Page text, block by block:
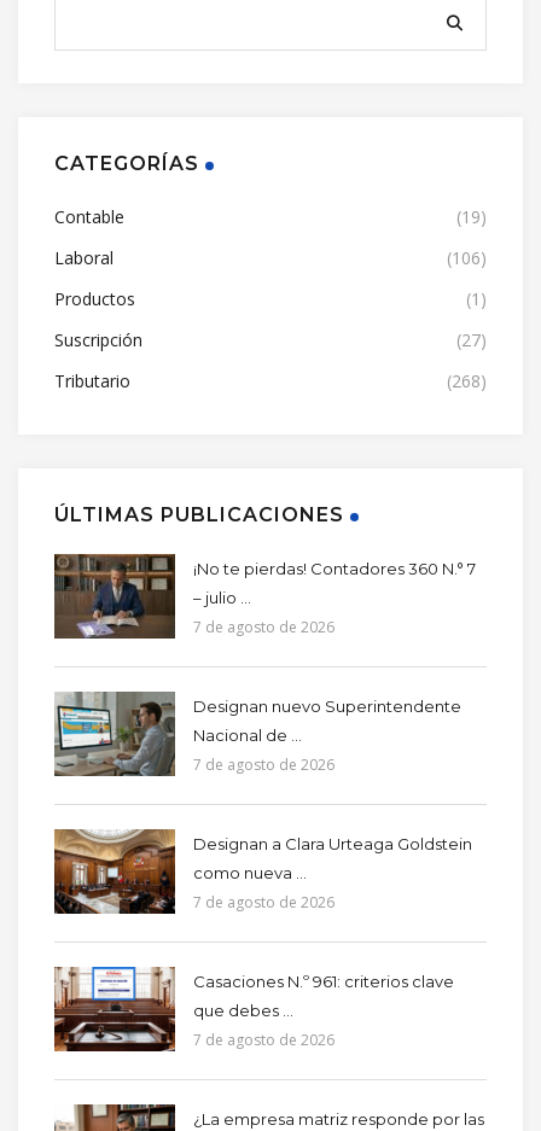
CATEGORÍAS
Contable
(19)
Laboral
(106)
Productos
(1)
Suscripción
(27)
Tributario
(268)
ÚLTIMAS PUBLICACIONES
¡No te pierdas! Contadores 360 N.° 7
– julio ...
7 de agosto de 2026
Designan nuevo Superintendente
Nacional de ...
7 de agosto de 2026
Designan a Clara Urteaga Goldstein
como nueva ...
7 de agosto de 2026
Casaciones N.º 961: criterios clave
que debes ...
7 de agosto de 2026
¿La empresa matriz responde por las